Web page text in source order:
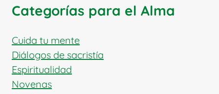
Categorías para el Alma
Cuida tu mente
Diálogos de sacristía
Espiritualidad
Novenas